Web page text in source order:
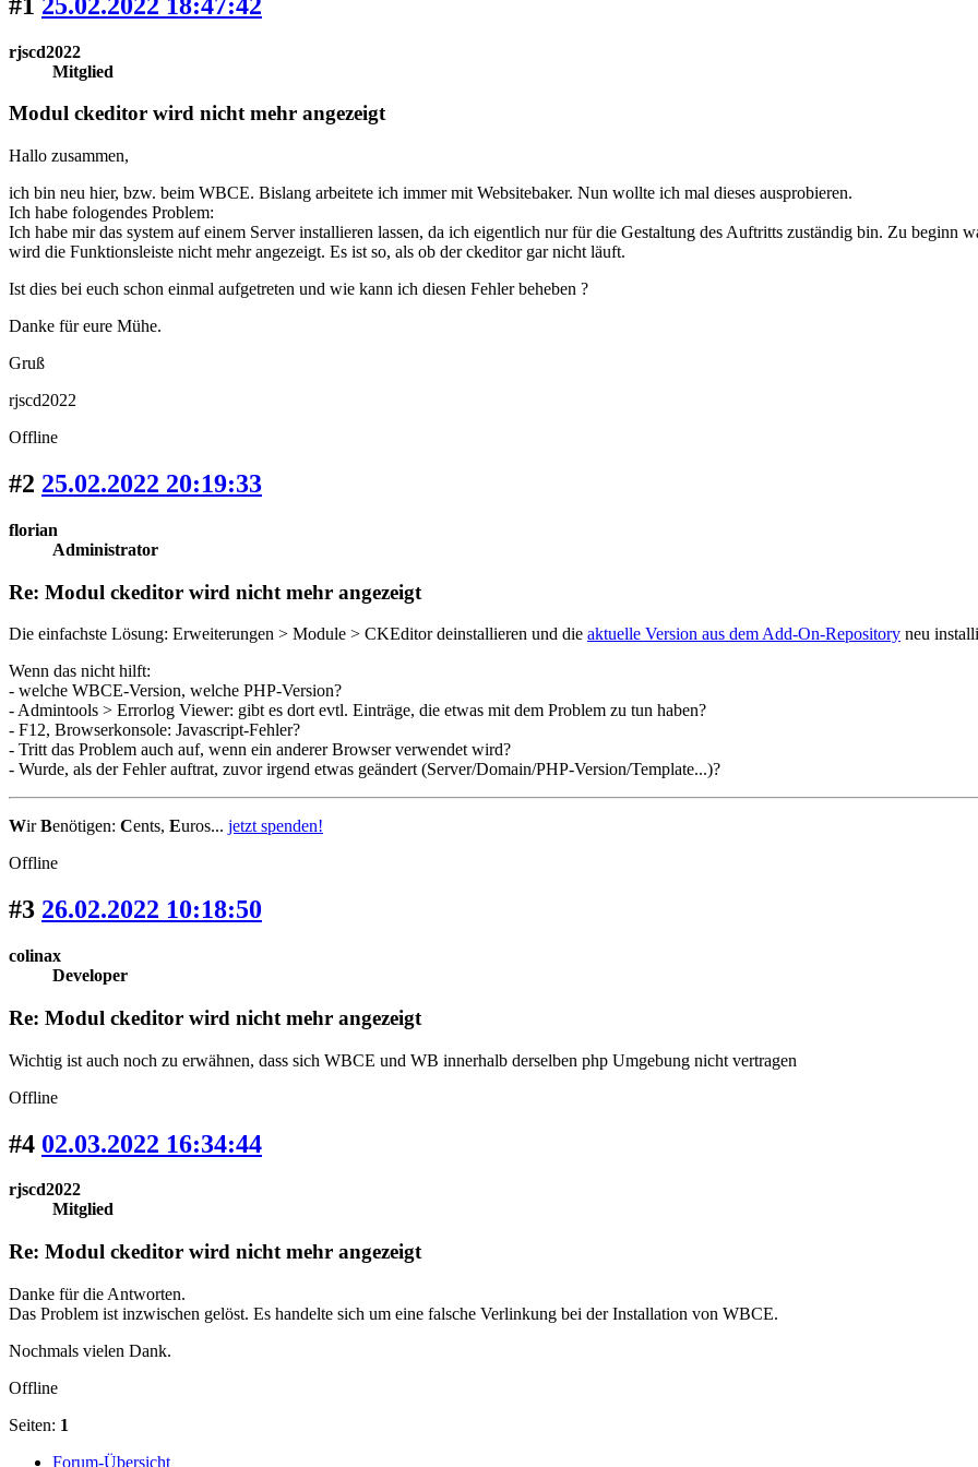
rjscd2022
Mitglied
Modul ckeditor wird nicht mehr angezeigt
Hallo zusammen,
ich bin neu hier, bzw. beim WBCE. Bislang arbeitete ich immer mit Websitebaker. Nun wollte ich mal dieses ausprobieren.
Ich habe fologendes Problem:
Ich habe mir das system auf einem Server installieren lassen, da ich eigentlich nur für die Gestaltung des Auftritts zuständig bin. Zu beginn
wird die Funktionsleiste nicht mehr angezeigt. Es ist so, als ob der ckeditor gar nicht läuft.
Ist dies bei euch schon einmal aufgetreten und wie kann ich diesen Fehler beheben ?
Danke für eure Mühe.
Gruß
rjscd2022
Offline
#2 25.02.2022 20:19:33
florian
Administrator
Re: Modul ckeditor wird nicht mehr angezeigt
Die einfachste Lösung: Erweiterungen > Module > CKEditor deinstallieren und die aktuelle Version aus dem Add-On-Repository neu
Wenn das nicht hilft:
- welche WBCE-Version, welche PHP-Version?
- Admintools > Errorlog Viewer: gibt es dort evtl. Einträge, die etwas mit dem Problem zu tun haben?
- F12, Browserkonsole: Javascript-Fehler?
- Tritt das Problem auch auf, wenn ein anderer Browser verwendet wird?
- Wurde, als der Fehler auftrat, zuvor irgend etwas geändert (Server/Domain/PHP-Version/Template...)?
WirBenötigen: Cents, Euros... jetzt spenden!
Offline
#3 26.02.2022 10:18:50
colinax
Developer
Re: Modul ckeditor wird nicht mehr angezeigt
Wichtig ist auch noch zu erwähnen, dass sich WBCE und WB innerhalb derselben php Umgebung nicht vertragen
Offline
#4 02.03.2022 16:34:44
rjscd2022
Mitglied
Re: Modul ckeditor wird nicht mehr angezeigt
Danke für die Antworten.
Das Problem ist inzwischen gelöst. Es handelte sich um eine falsche Verlinkung bei der Installation von WBCE.
Nochmals vielen Dank.
Offline
Seiten: 1
Forum-Übersicht